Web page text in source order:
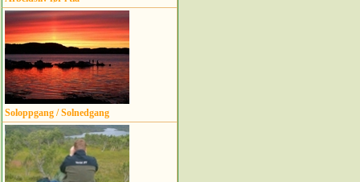
Soloppgang / Solnedgang